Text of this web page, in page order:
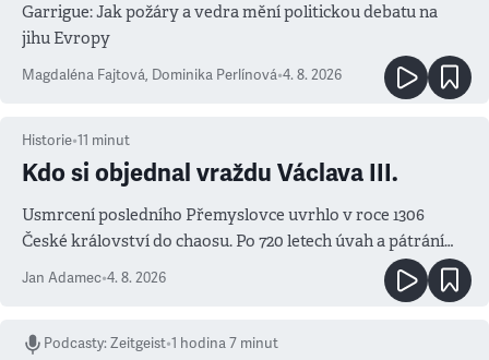
Garrigue: Jak požáry a vedra mění politickou debatu na
jihu Evropy
Magdaléna Fajtová, Dominika Perlínová•4. 8. 2026
Historie•11 minut
Kdo si objednal vraždu Václava III.
Usmrcení posledního Přemyslovce uvrhlo v roce 1306
České království do chaosu. Po 720 letech úvah a pátrání
známe jména podezřelých
Jan Adamec•4. 8. 2026
Podcasty:Zeitgeist•1 hodina 7 minut